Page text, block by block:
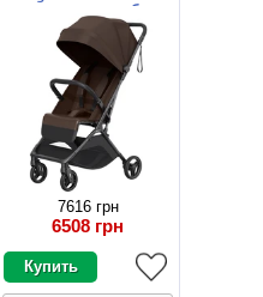
коричневая с глубоким
капюшоном
7616 грн
6508 грн